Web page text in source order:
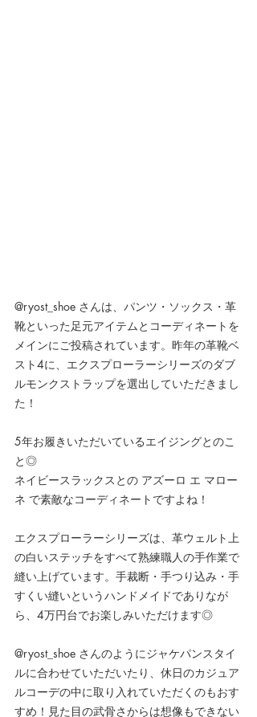
@ryost_shoe さんは、パンツ・ソックス・革
靴といった足元アイテムとコーディネートを
メインにご投稿されています。昨年の革靴ベ
スト4に、エクスプローラーシリーズのダブ
ルモンクストラップを選出していただきまし
た！
5年お履きいただいているエイジングとのこ
と◎
ネイビースラックスとの アズーロ エ マロー
ネ で素敵なコーディネートですよね！
エクスプローラーシリーズは、革ウェルト上
の白いステッチをすべて熟練職人の手作業で
縫い上げています。手裁断・手つり込み・手
すくい縫いというハンドメイドでありなが
ら、4万円台でお楽しみいただけます◎
@ryost_shoe さんのようにジャケパンスタイ
ルに合わせていただいたり、休日のカジュア
ルコーデの中に取り入れていただくのもおす
すめ！見た目の武骨さからは想像もできない